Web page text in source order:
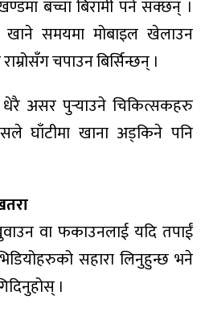
बच्चा बिरामी पर्न सक्छन् ।
समयमा मोबाइल खेलाउन
चपाउन बिर्सिन्छन् ।
असर पुर्‍याउने चिकित्सकहरु
घाँटीमा खाना अड्किने पनि
वा फकाउनलाई यदि तपाईं
सहारा लिनुहुन्छ भने
।